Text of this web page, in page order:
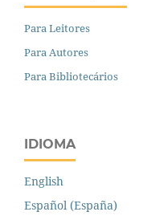
Para Leitores
Para Autores
Para Bibliotecários
IDIOMA
English
Español (España)